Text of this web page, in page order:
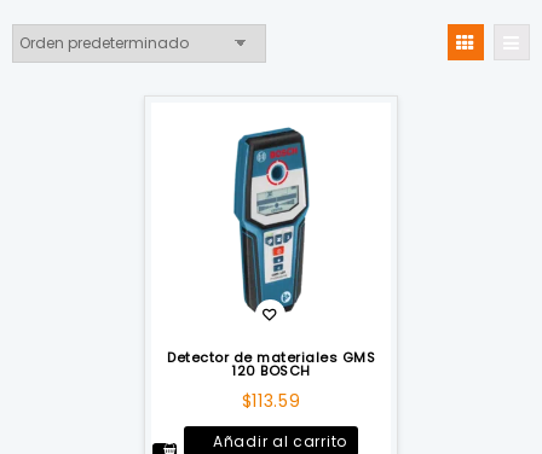
Detector de materiales GMS
120 BOSCH
$113.59
Añadir al carrito